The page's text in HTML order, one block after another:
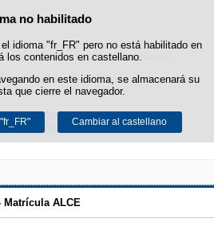
de cookies
para facilitar la navegación y cookies
estadísticas de uso y satisfacción.
en el apartado "Cookies" de nuestro
aviso legal.
Rechazar
no habilitado
idioma "fr_FR" pero no está habilitado en
los contenidos en castellano.
en este idioma, se almacenará su
que cierre el navegador.
Cambiar al castellano
Saltar al contenido
ALCE